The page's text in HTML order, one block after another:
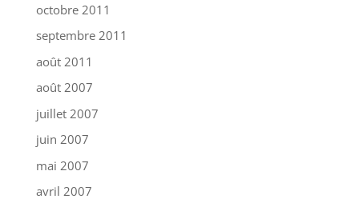
octobre 2011
septembre 2011
août 2011
août 2007
juillet 2007
juin 2007
mai 2007
avril 2007